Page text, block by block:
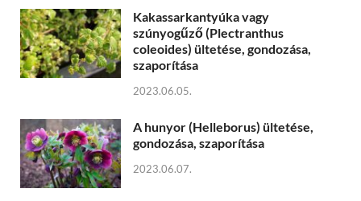
Kakassarkantyúka vagy
szúnyogűző (Plectranthus
coleoides) ültetése, gondozása,
szaporítása
2023.06.05.
A hunyor (Helleborus) ültetése,
gondozása, szaporítása
2023.06.07.